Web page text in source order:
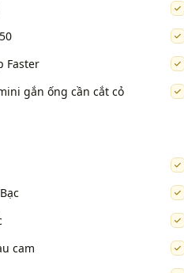
Faster
gắn ống cần cắt cỏ
cam